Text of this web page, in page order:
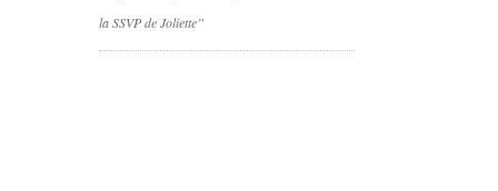
la SSVP de Joliette”